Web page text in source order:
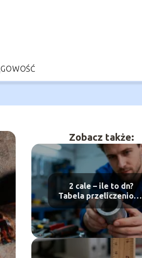
Zobacz także:
2 cale – ile to dn?
Tabela przeliczeniowa
średnic rur